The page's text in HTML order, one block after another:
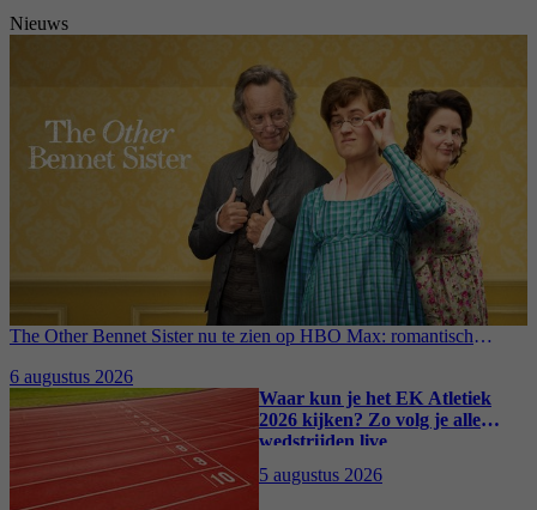
Nieuws
The Other Bennet Sister nu te zien op HBO Max: romantisch
6 augustus 2026
Waar kun je het EK Atletiek
2026 kijken? Zo volg je alle
wedstrijden live
5 augustus 2026